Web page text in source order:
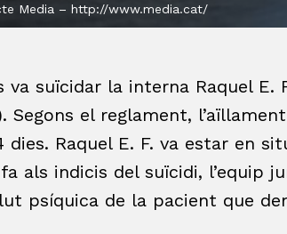
Media – http://www.media.cat/
va suïcidar la interna Raquel
Segons el reglament,
Raquel E. F. va estar en
als indicis del suïcidi, l’equip
psíquica de la pacient que